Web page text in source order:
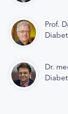
Prof.
Dr.